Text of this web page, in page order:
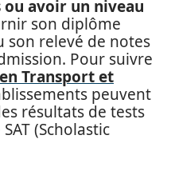
ou avoir un niveau
son diplôme
son relevé de notes
Pour suivre
Transport et
peuvent
résultats de tests
(Scholastic